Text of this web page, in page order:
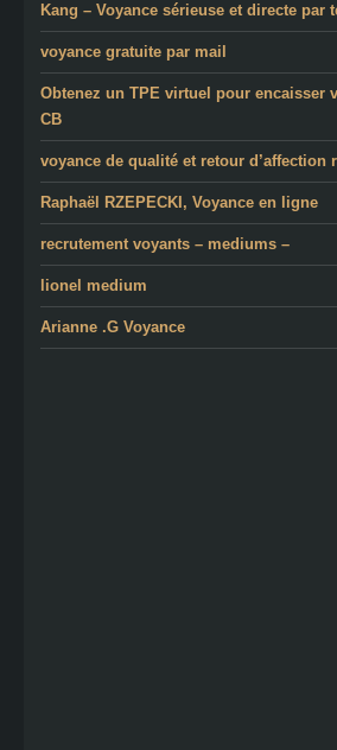
Kang – Voyance sérieuse et directe par
voyance gratuite par mail
Obtenez un TPE virtuel pour encaisser
CB
voyance de qualité et retour d’affection
Raphaël RZEPECKI, Voyance en ligne
recrutement voyants – mediums –
lionel medium
Arianne .G Voyance